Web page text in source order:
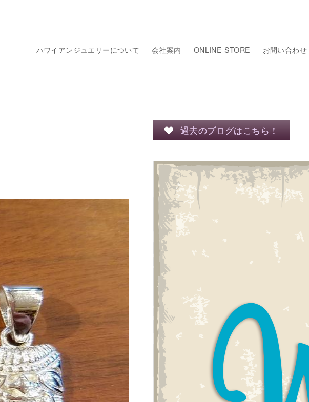
ハワイアンジュエリーについて 会社案内 ONLINE STORE お問い合わせ
過去のブログはこちら！